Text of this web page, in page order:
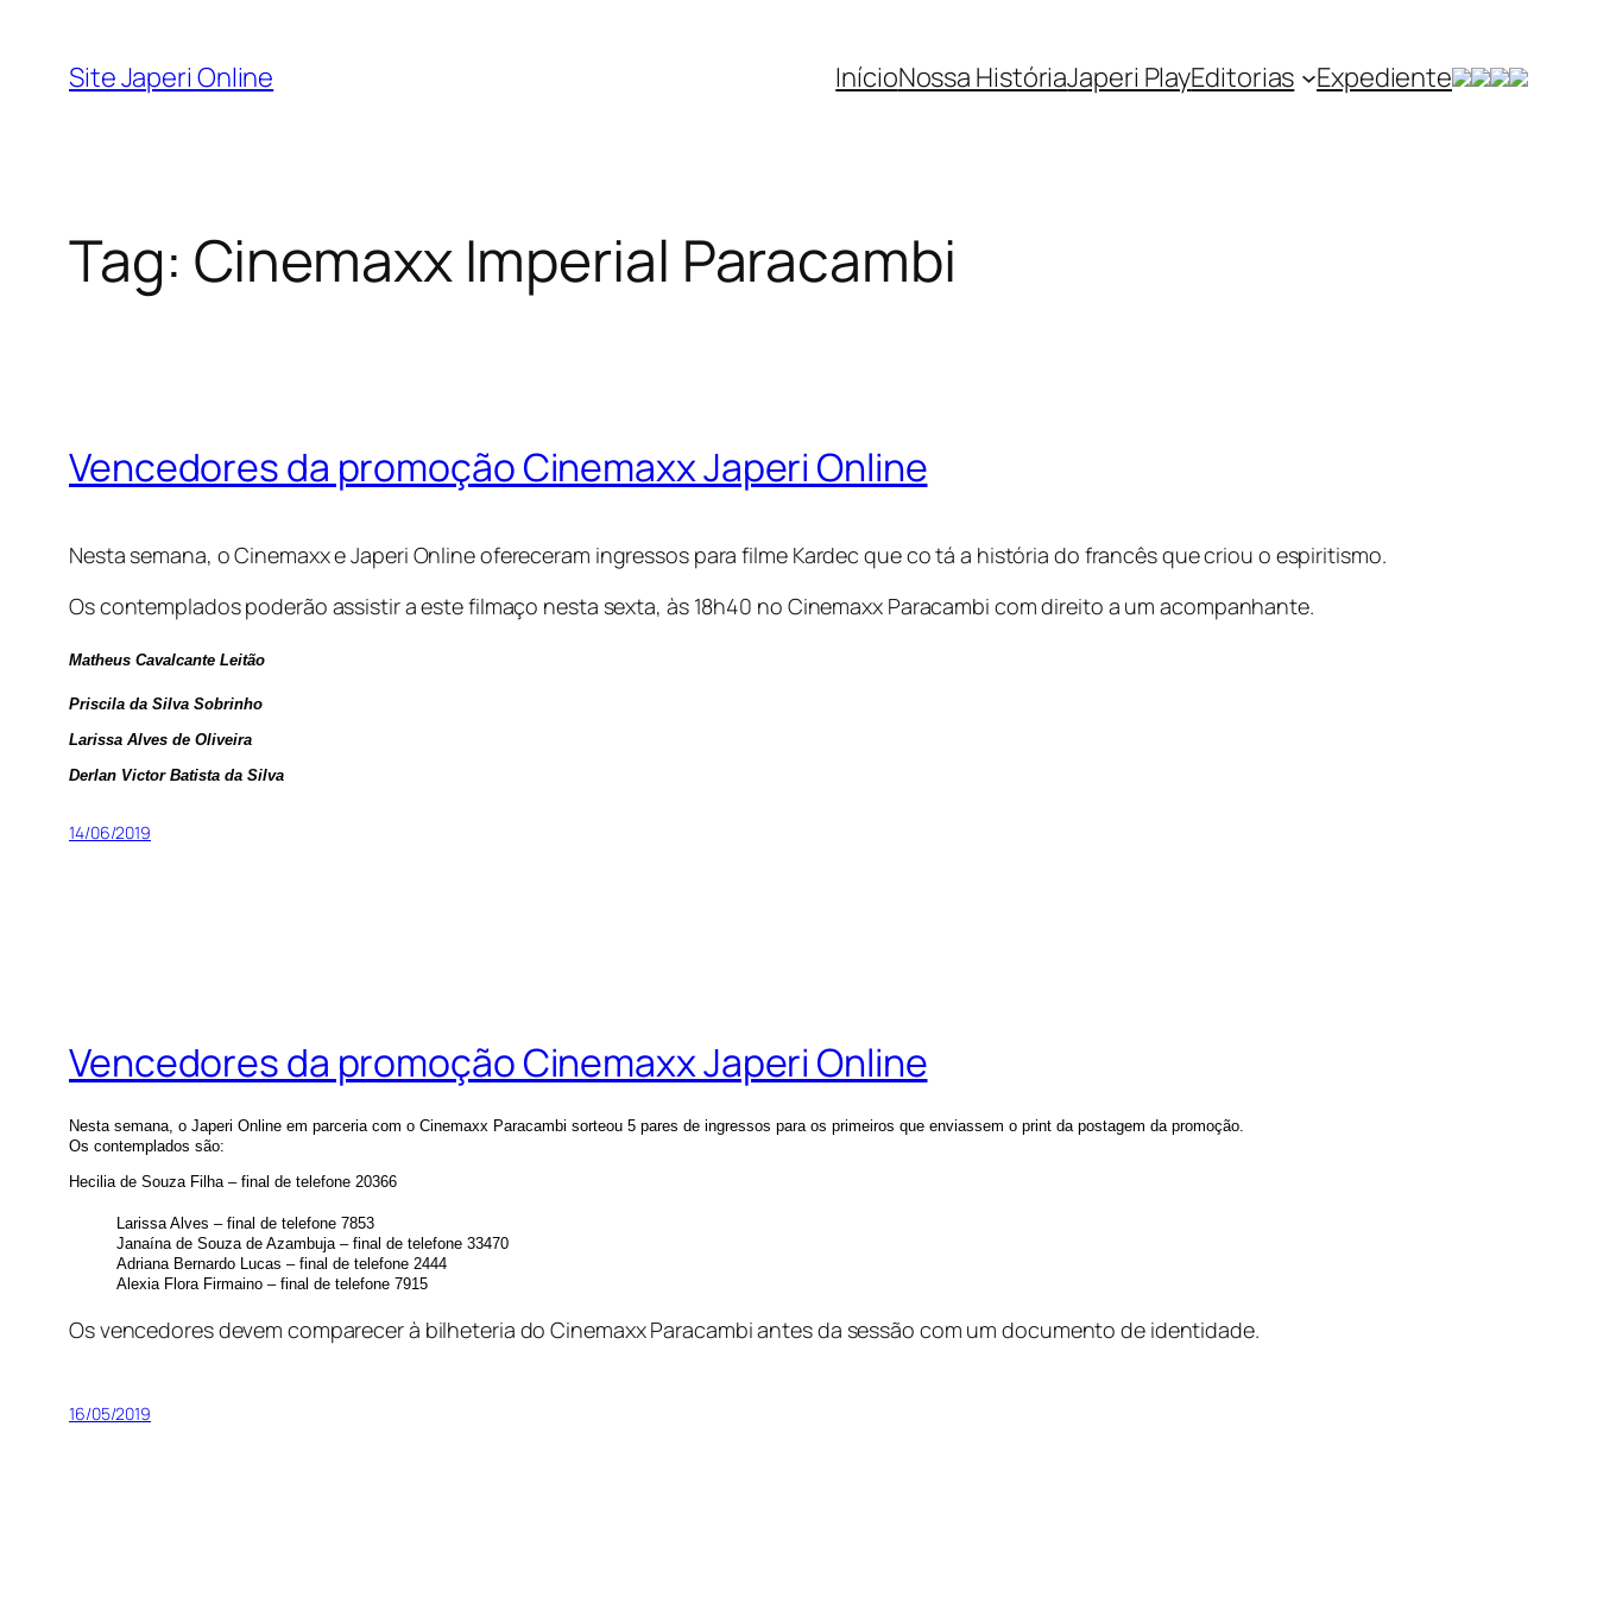
Site Japeri Online InícioNossa HistóriaJaperi PlayEditorias Expediente
Tag: Cinemaxx Imperial Paracambi
Vencedores da promoção Cinemaxx Japeri Online
Nesta semana, o Cinemaxx e Japeri Online ofereceram ingressos para filme Kardec que co tá a história do francês que criou o espiritismo.
Os contemplados poderão assistir a este filmaço nesta sexta, às 18h40 no Cinemaxx Paracambi com direito a um acompanhante.
Matheus Cavalcante Leitão
Priscila da Silva Sobrinho
Larissa Alves de Oliveira
Derlan Victor Batista da Silva
14/06/2019
Vencedores da promoção Cinemaxx Japeri Online
Nesta semana, o Japeri Online em parceria com o Cinemaxx Paracambi sorteou 5 pares de ingressos para os primeiros que enviassem o print da postagem da promoção.
Os contemplados são:
Hecilia de Souza Filha – final de telefone 20366
Larissa Alves – final de telefone 7853
Janaína de Souza de Azambuja – final de telefone 33470
Adriana Bernardo Lucas – final de telefone 2444
Alexia Flora Firmaino – final de telefone 7915
Os vencedores devem comparecer à bilheteria do Cinemaxx Paracambi antes da sessão com um documento de identidade.
16/05/2019